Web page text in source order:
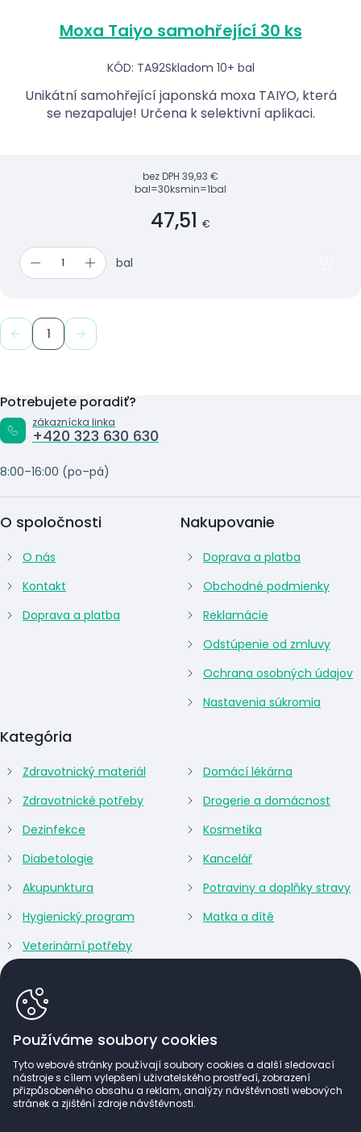
Používáme soubory cookies
Tyto webové stránky používají soubory cookies a další sledovací
nástroje s cílem vylepšení uživatelského prostředí, zobrazení
přizpůsobeného obsahu a reklam, analýzy návštěvnosti webových
stránek a zjištění zdroje návštěvnosti.
Moxa Taiyo samohřející 30 ks
KÓD: TA92Skladom 10+ bal
Unikátní samohřející japonská moxa TAIYO, která
se nezapaluje! Určena k selektivní aplikaci.
bez DPH 39,93 €
bal=30ksmin=1bal
47,51 €
bal
1
Potrebujete poradiť?
zákaznícka linka
+420 323 630 630
8:00–16:00 (po–pá)
O spoločnosti
O nás
Kontakt
Doprava a platba
Kategória
Zdravotnický materiál
Zdravotnické potřeby
Dezinfekce
Diabetologie
Akupunktura
Hygienický program
Veterinární potřeby
Domácí lékárna
Drogerie a domácnost
Kosmetika
Kancelář
Potraviny a doplňky stravy
Matka a dítě
Nakupovanie
Doprava a platba
Obchodné podmienky
Reklamácie
Odstúpenie od zmluvy
Ochrana osobných údajov
Nastavenia súkromia